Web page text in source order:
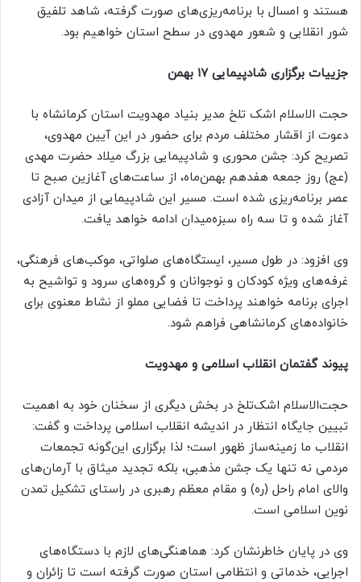
هستند و امسال با برنامه‌ریزی‌های صورت گرفته، شاهد تلفیق
شور انقلابی و شعور مهدوی در سطح استان خواهیم بود.
جزییات برگزاری شادپیمایی ۱۷ بهمن
حجت الاسلام اشک تلخ مدیر بنیاد مهدویت استان کرمانشاه با
دعوت از اقشار مختلف مردم برای حضور در این آیین مهدوی،
تصریح کرد: جشن محوری و شادپیمایی بزرگ میلاد حضرت مهدی
(عج) روز جمعه هفدهم بهمن‌ماه، از ساعت‌های آغازین صبح تا
عصر برنامه‌ریزی شده است. مسیر این شادپیمایی از میدان آزادی
آغاز شده و تا سه راه سبزه‌میدان ادامه خواهد یافت.
وی افزود: در طول مسیر، ایستگاه‌های صلواتی، موکب‌های فرهنگی،
غرفه‌های ویژه کودکان و نوجوانان و گروه‌های سرود و تواشیح به
اجرای برنامه خواهند پرداخت تا فضایی مملو از نشاط معنوی برای
خانواده‌های کرمانشاهی فراهم شود.
پیوند گفتمان انقلاب اسلامی و مهدویت
حجت‌الاسلام اشک‌تلخ در بخش دیگری از سخنان خود به اهمیت
تبیین جایگاه انتظار در اندیشه انقلاب اسلامی پرداخت و گفت:
انقلاب ما زمینه‌ساز ظهور است؛ لذا برگزاری این‌گونه تجمعات
مردمی نه تنها یک جشن مذهبی، بلکه تجدید میثاق با آرمان‌های
والای امام راحل (ره) و مقام معظم رهبری در راستای تشکیل تمدن
نوین اسلامی است.
وی در پایان خاطرنشان کرد: هماهنگی‌های لازم با دستگاه‌های
اجرایی، خدماتی و انتظامی استان صورت گرفته است تا زائران و